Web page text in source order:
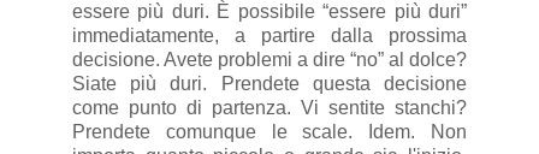
essere più duri. È possibile “essere più duri”
immediatamente, a partire dalla prossima
decisione. Avete problemi a dire “no” al dolce?
Siate più duri. Prendete questa decisione
come punto di partenza. Vi sentite stanchi?
Prendete comunque le scale. Idem. Non